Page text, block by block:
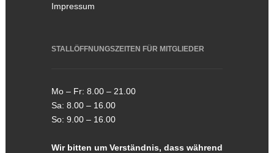
Impressum
STALLÖFFNUNGSZEITEN FÜR MITGLIEDER
Mo – Fr: 8.00 – 21.00
Sa: 8.00 – 16.00
So: 9.00 – 16.00
Wir bitten um Verständnis, dass während